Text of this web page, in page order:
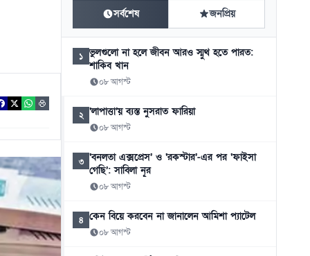
সর্বশেষ জনপ্রিয়
১ ভুলগুলো না হলে জীবন আরও স্মুথ হতে পারত:
শাকিব খান
০৮ আগস্ট
২ ‘লাপাত্তা’য় ব্যস্ত নুসরাত ফারিয়া
০৮ আগস্ট
৩ ‘বনলতা এক্সপ্রেস’ ও ‘রকস্টার’-এর পর ‘ফাইসা
গেছি’: সাবিলা নূর
০৮ আগস্ট
৪ কেন বিয়ে করবেন না জানালেন আমিশা প্যাটেল
০৮ আগস্ট